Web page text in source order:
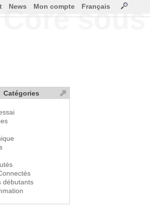
sous
News Mon compte Français
Catégories
débutants